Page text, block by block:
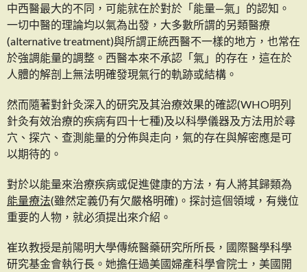
中西醫最大的不同，可能就在於對於「能量—氣」的認知。
一切中醫的理論均以氣為出發，大多數所謂的另類醫療
(alternative treatment)與所謂正統西醫不一樣的地方，也常在
於強調能量的調整。西醫本來不承認「氣」的存在，這在於
人體的解剖上無法明確發現氣行的軌跡或結構。
然而隨著對針灸深入的研究及其治療效果的確認(WHO明列
針灸有效治療的疾病有四十七種)及以科學儀器及方法用於尋
穴、探穴、查測能量的分佈與走向，氣的存在與解密應是可
以期待的。
對於以能量來治療疾病或促進健康的方法，有人將其歸類為
能量療法(雖然定義仍有欠嚴格明確)。探討這個領域，有幾位
重要的人物，就必須提出來介紹。
崔玖教授是前陽明大學傳統醫藥研究所所長，國際醫學科學
研究基金會執行長。她擔任過美國婦產科學會院士，美國開